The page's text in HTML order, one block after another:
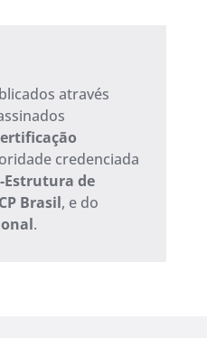
através
credenciada
Estrutura de
Brasil, e do
.